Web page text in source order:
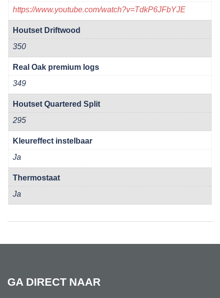
https://www.youtube.com/watch?v=TdkP6JFbYJE
Houtset Driftwood
350
Real Oak premium logs
349
Houtset Quartered Split
295
Kleureffect instelbaar
Ja
Thermostaat
Ja
GA DIRECT NAAR